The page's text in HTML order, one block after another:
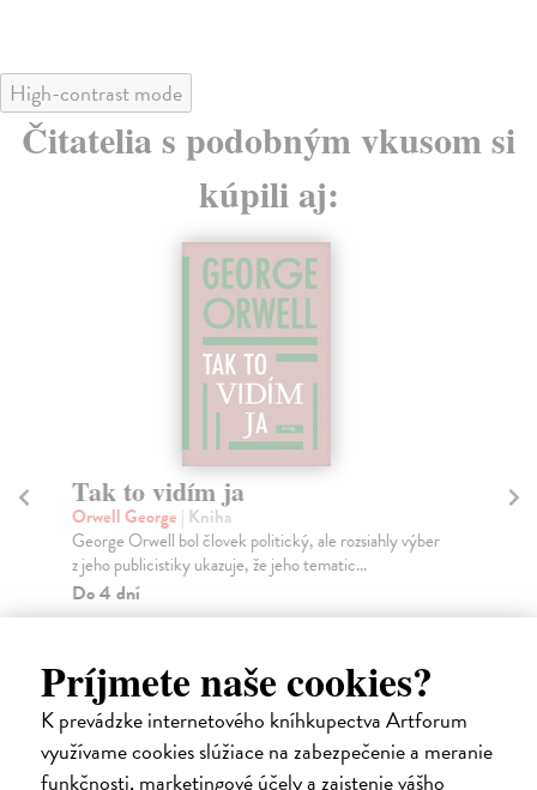
Príjmete naše cookies?
K prevádzke internetového kníhkupectva Artforum
využívame cookies slúžiace na zabezpečenie a meranie
funkčnosti, marketingové účely a zaistenie vášho
High-contrast mode
Čitatelia s podobným vkusom si
kúpili aj:
Tak to vidím ja
Orwell George | Kniha
George Orwell bol človek politický, ale rozsiahly výber
z jeho publicistiky ukazuje, že jeho tematic...
Do 4 dní
24,90 € ?